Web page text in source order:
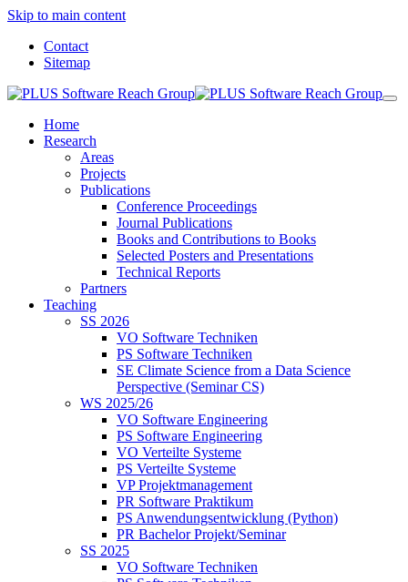
Skip to main content
Contact
Sitemap
Home
Research
Areas
Projects
Publications
Conference Proceedings
Journal Publications
Books and Contributions to Books
Selected Posters and Presentations
Technical Reports
Partners
Teaching
SS 2026
VO Software Techniken
PS Software Techniken
SE Climate Science from a Data Science
Perspective (Seminar CS)
WS 2025/26
VO Software Engineering
PS Software Engineering
VO Verteilte Systeme
PS Verteilte Systeme
VP Projektmanagement
PR Software Praktikum
PS Anwendungsentwicklung (Python)
PR Bachelor Projekt/Seminar
SS 2025
VO Software Techniken